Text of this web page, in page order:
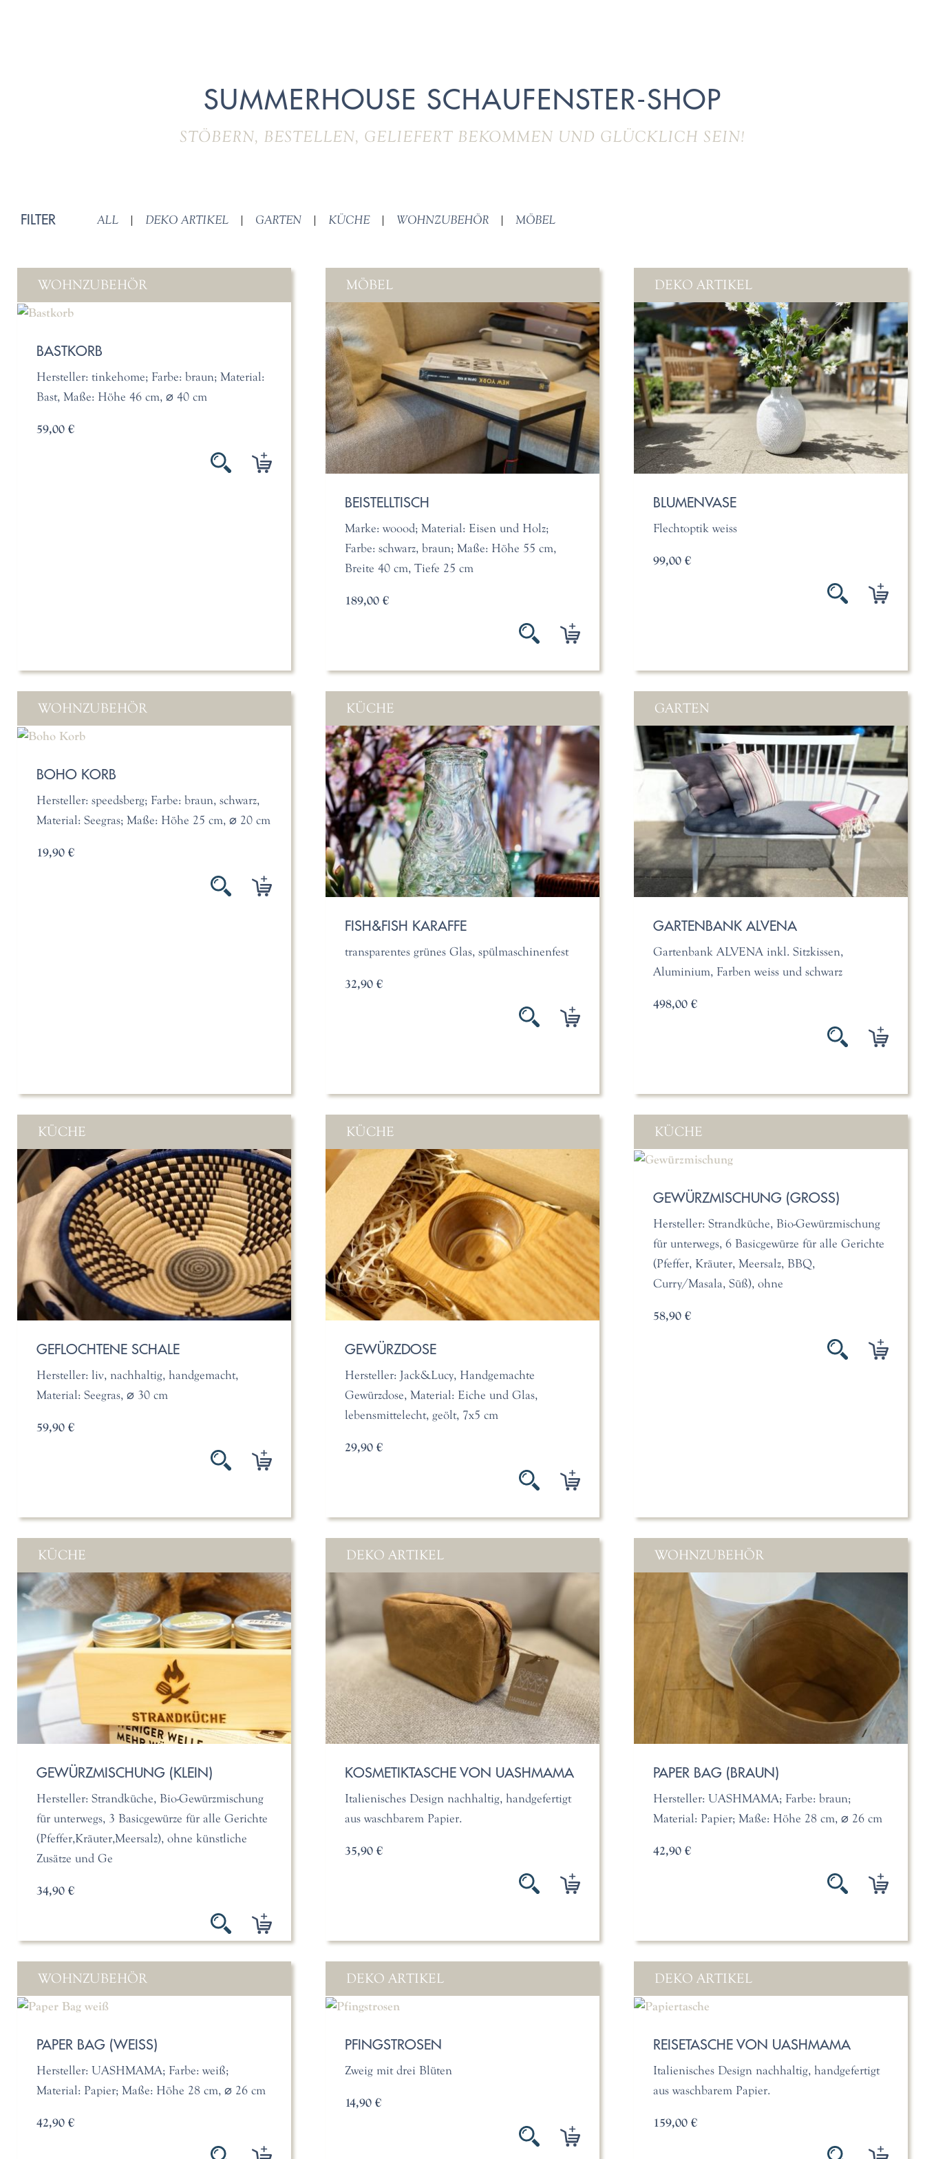
SUMMERHOUSE SCHAUFENSTER-SHOP
STÖBERN, BESTELLEN, GELIEFERT BEKOMMEN UND GLÜCKLICH SEIN!
FILTER ALL | DEKO ARTIKEL | GARTEN | KÜCHE | WOHNZUBEHÖR | MÖBEL
WOHNZUBEHÖR
BASTKORB
Hersteller: tinkehome; Farbe: braun; Material:
Bast, Maße: Höhe 46 cm, ⌀ 40 cm
59,00 €
MÖBEL
BEISTELLTISCH
Marke: woood; Material: Eisen und Holz;
Farbe: schwarz, braun; Maße: Höhe 55 cm,
Breite 40 cm, Tiefe 25 cm
189,00 €
DEKO ARTIKEL
BLUMENVASE
Flechtoptik weiss
99,00 €
WOHNZUBEHÖR
BOHO KORB
Hersteller: speedsberg; Farbe: braun, schwarz,
Material: Seegras; Maße: Höhe 25 cm, ⌀ 20 cm
19,90 €
KÜCHE
FISH&FISH KARAFFE
transparentes grünes Glas, spülmaschinenfest
32,90 €
GARTEN
GARTENBANK ALVENA
Gartenbank ALVENA inkl. Sitzkissen,
Aluminium, Farben weiss und schwarz
498,00 €
KÜCHE
GEFLOCHTENE SCHALE
Hersteller: liv, nachhaltig, handgemacht,
Material: Seegras, ⌀ 30 cm
59,90 €
KÜCHE
GEWÜRZDOSE
Hersteller: Jack&Lucy, Handgemachte
Gewürzdose, Material: Eiche und Glas,
lebensmittelecht, geölt, 7x5 cm
29,90 €
KÜCHE
GEWÜRZMISCHUNG (GROSS)
Hersteller: Strandküche, Bio-Gewürzmischung
für unterwegs, 6 Basicgewürze für alle Gerichte
(Pfeffer, Kräuter, Meersalz, BBQ,
Curry/Masala, Süß), ohne
58,90 €
KÜCHE
GEWÜRZMISCHUNG (KLEIN)
Hersteller: Strandküche, Bio-Gewürzmischung
für unterwegs, 3 Basicgewürze für alle Gerichte
(Pfeffer,Kräuter,Meersalz), ohne künstliche
Zusätze und Ge
34,90 €
DEKO ARTIKEL
KOSMETIKTASCHE VON UASHMAMA
Italienisches Design nachhaltig, handgefertigt
aus waschbarem Papier.
35,90 €
WOHNZUBEHÖR
PAPER BAG (BRAUN)
Hersteller: UASHMAMA; Farbe: braun;
Material: Papier; Maße: Höhe 28 cm, ⌀ 26 cm
42,90 €
WOHNZUBEHÖR
PAPER BAG (WEISS)
Hersteller: UASHMAMA; Farbe: weiß;
Material: Papier; Maße: Höhe 28 cm, ⌀ 26 cm
42,90 €
DEKO ARTIKEL
PFINGSTROSEN
Zweig mit drei Blüten
14,90 €
DEKO ARTIKEL
REISETASCHE VON UASHMAMA
Italienisches Design nachhaltig, handgefertigt
aus waschbarem Papier.
159,00 €